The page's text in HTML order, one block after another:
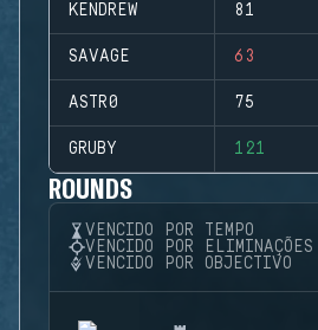
KENDREW 81
SAVAGE 63
ASTR0 75
GRUBY 121
ROUNDS
VENCIDO POR TEMPO
VENCIDO POR ELIMINAÇÕES
VENCIDO POR OBJECTIVO